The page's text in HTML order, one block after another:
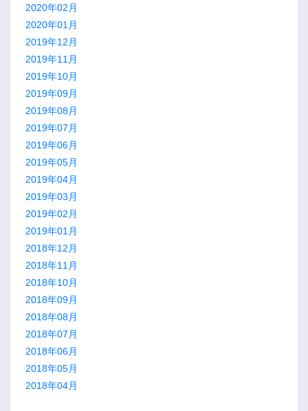
2020年02月
2020年01月
2019年12月
2019年11月
2019年10月
2019年09月
2019年08月
2019年07月
2019年06月
2019年05月
2019年04月
2019年03月
2019年02月
2019年01月
2018年12月
2018年11月
2018年10月
2018年09月
2018年08月
2018年07月
2018年06月
2018年05月
2018年04月